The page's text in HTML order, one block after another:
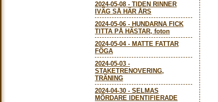
2024-05-08 - TIDEN RINNER
IVÄG SÅ HÄR ÅRS
2024-05-06 - HUNDARNA FICK
TITTA PÅ HÄSTAR, foton
2024-05-04- MATTE FATTAR
FÖGA
2024-05-03 -
STAKETRENOVERING,
TRÄNING
2024-04-30 - SELMAS
MÖRDARE IDENTIFIERADE